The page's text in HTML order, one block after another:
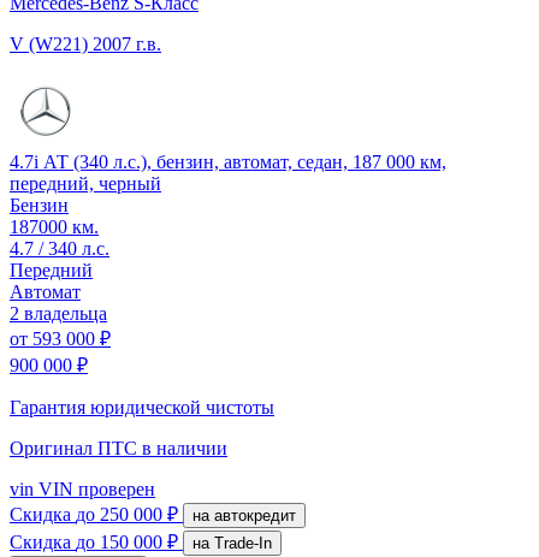
V (W221) 2007 г.в.
4.7i АТ (340 л.с.), бензин, автомат, седан, 187 000 км,
передний, черный
Бензин
187000 км.
4.7 / 340 л.с.
Передний
Автомат
2 владельца
от 593 000 ₽
900 000 ₽
Гарантия юридической чистоты
Оригинал ПТС в наличии
vin VIN проверен
Скидка до 250 000 ₽ на автокредит
Скидка до 150 000 ₽
на Trade-In